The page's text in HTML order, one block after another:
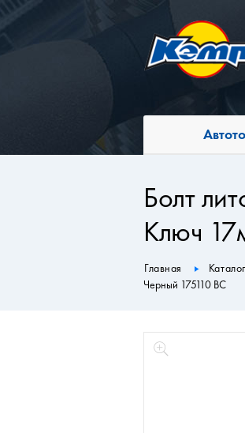
Болт
Ключ
Главная Каталог
Черный 175110 BC